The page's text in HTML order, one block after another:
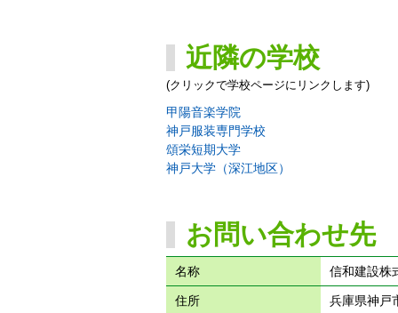
近隣の学校
(クリックで学校ページにリンクします)
甲陽音楽学院
神戸服装専門学校
頌栄短期大学
神戸大学（深江地区）
お問い合わせ先
名称 信和建設株
住所 兵庫県神戸